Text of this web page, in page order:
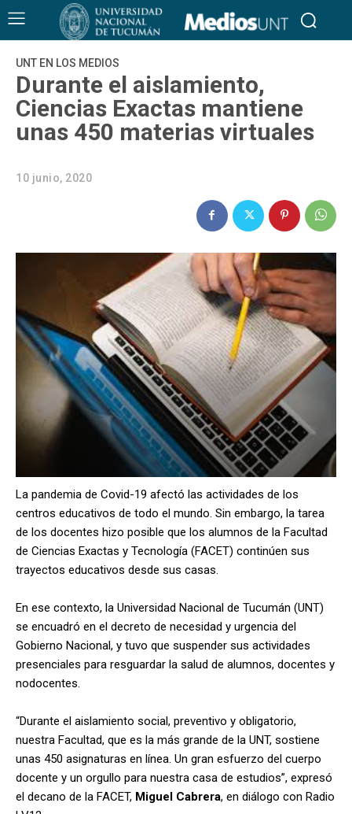
UNT EN LOS MEDIOS
Durante el aislamiento,
Ciencias Exactas mantiene
unas 450 materias virtuales
10 junio, 2020
La pandemia de Covid-19 afectó las actividades de los
centros educativos de todo el mundo. Sin embargo, la tarea
de los docentes hizo posible que los alumnos de la Facultad
de Ciencias Exactas y Tecnología (FACET) continúen sus
trayectos educativos desde sus casas.
En ese contexto, la Universidad Nacional de Tucumán (UNT)
se encuadró en el decreto de necesidad y urgencia del
Gobierno Nacional, y tuvo que suspender sus actividades
presenciales para resguardar la salud de alumnos, docentes y
nodocentes.
“Durante el aislamiento social, preventivo y obligatorio,
nuestra Facultad, que es la más grande de la UNT, sostiene
unas 450 asignaturas en línea. Un gran esfuerzo del cuerpo
docente y un orgullo para nuestra casa de estudios”, expresó
el decano de la FACET, Miguel Cabrera, en diálogo con Radio